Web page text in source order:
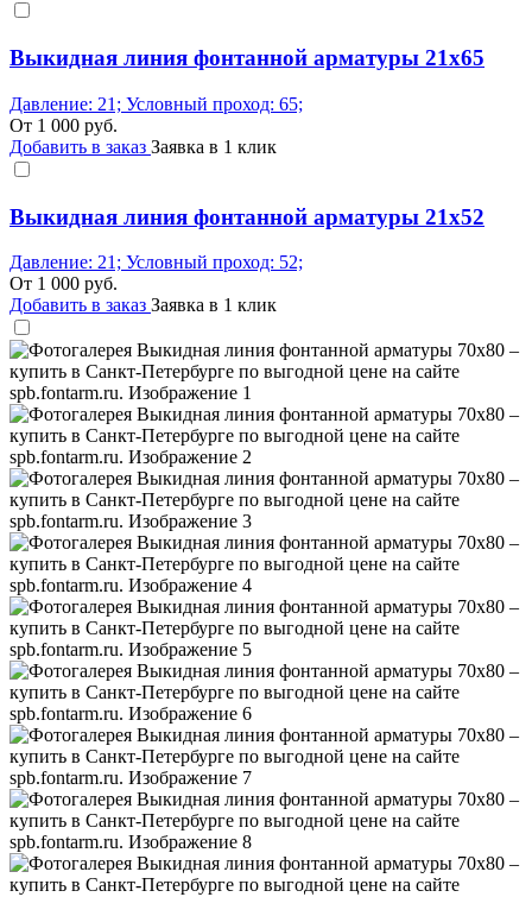
Выкидная линия фонтанной арматуры 21x65
Давление: 21; Условный проход: 65;
От 1 000 руб.
Добавить в заказ Заявка в 1 клик
Выкидная линия фонтанной арматуры 21x52
Давление: 21; Условный проход: 52;
От 1 000 руб.
Добавить в заказ Заявка в 1 клик